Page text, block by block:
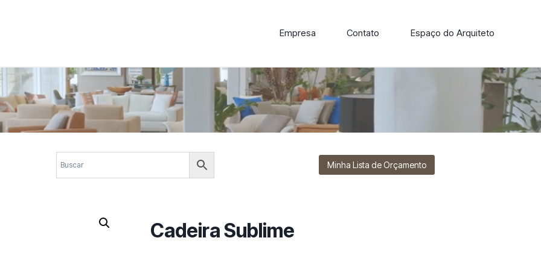
Empresa Contato Espaço do Arquiteto
com elegância, funcionalidade e personalidade. Explore nossa linha de cadeiras, poltronas, sofás e mesas de
design.
Minha Lista de Orçamento
Cadeira Sublime